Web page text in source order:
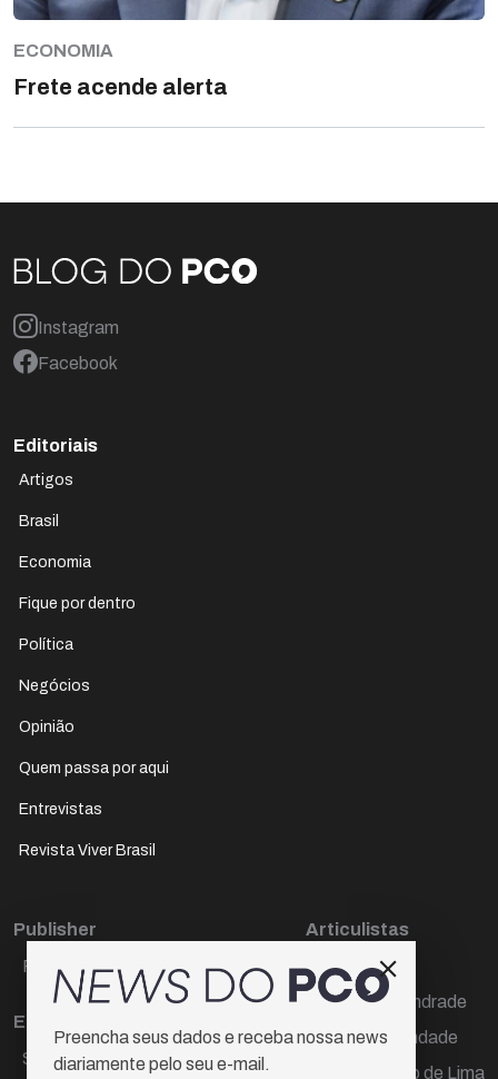
ECONOMIA
Frete acende alerta
Instagram
Facebook
Editoriais
Artigos
Brasil
Economia
Fique por dentro
Política
Negócios
Opinião
Quem passa por aqui
Entrevistas
Revista Viver Brasil
Publisher
Paulo Cesar de Oliveira
Editora Chefe
Sueli Cotta
Articulistas
Décio Freire
Dr Marcos Andrade
Hamilton Trindade
Igor Carvalho de Lima
Preencha seus dados e receba nossa news
diariamente pelo seu e-mail.